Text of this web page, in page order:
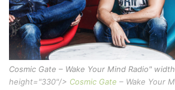
Cosmic Gate – Wake Your Mind Radio"
height="330"/> Cosmic Gate – Wake Your